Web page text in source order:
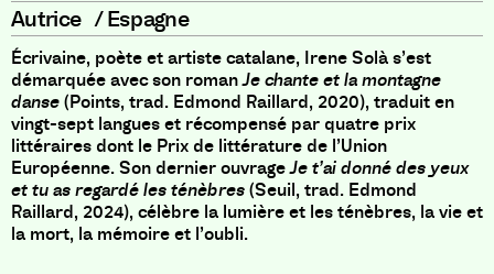
Autrice /Espagne
Écrivaine, poète et artiste catalane, Irene Solà s’est
démarquée avec son romanJe chante et la montagne
danse(Points, trad. Edmond Raillard, 2020), traduit en
vingt-sept langues et récompensé par quatre prix
littéraires dont le Prix de littérature de l’Union
Européenne.Son dernier ouvrageJe t’ai donné des yeux
et tu as regardé les ténèbres(Seuil, trad. Edmond
Raillard, 2024), célèbre la lumière et les ténèbres, la vie et
la mort, la mémoire et l’oubli.